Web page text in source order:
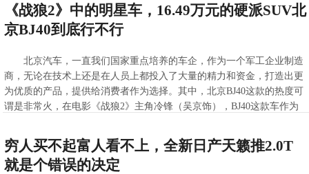
2020-04-27 16:46:59
《战狼2》中的明星车，16.49万元的硬派SUV北
京BJ40到底行不行
北京汽车，一直我们国家重点培养的车企，作为一个军工企业制造
商，无论在技术上还是在人员上都投入了大量的精力和资金，打造出更
为优质的产品，提供给消费者作为选择。其中，北京BJ40这款的热度可
谓是非常火，在电影《战狼2》主角冷锋（吴京饰），BJ40这款车作为
性及质量可靠性上完全不用担心，赢得了消费者们的信赖与支持，并且
参加了环塔比赛，在越野能力上表现优异，让消费者花更少的钱就能享
受到更高级别的越野性能，让一些预算有限的消费者也能享受到越野带
穷人买不起富人看不上，全新日产天籁推2.0T
就是个错误的决定